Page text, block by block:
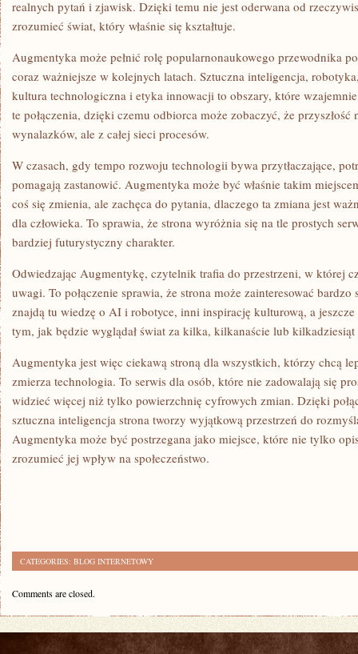
realnych pytań i zjawisk. Dzięki temu nie jest oderwana od
zrozumieć świat, który właśnie się kształtuje.
Augmentyka może pełnić rolę popularnonaukowego przewodnika
coraz ważniejsze w kolejnych latach. Sztuczna inteligencja,
kultura technologiczna i etyka innowacji to obszary, które
te połączenia, dzięki czemu odbiorca może zobaczyć, że przyszłość
wynalazków, ale z całej sieci procesów.
W czasach, gdy tempo rozwoju technologii bywa przytłaczające,
pomagają zastanowić. Augmentyka może być właśnie takim
coś się zmienia, ale zachęca do pytania, dlaczego ta zmiana jest
dla człowieka. To sprawia, że strona wyróżnia się na tle prostych
bardziej futurystyczny charakter.
Odwiedzając Augmentykę, czytelnik trafia do przestrzeni, w której
uwagi. To połączenie sprawia, że strona może zainteresować
znajdą tu wiedzę o AI i robotyce, inni inspirację kulturową, a
tym, jak będzie wyglądał świat za kilka, kilkanaście lub kilkadziesiąt
Augmentyka jest więc ciekawą stroną dla wszystkich, którzy chcą
zmierza technologia. To serwis dla osób, które nie zadowalają się
widzieć więcej niż tylko powierzchnię cyfrowych zmian. Dzięki
sztuczna inteligencja strona tworzy wyjątkową przestrzeń do
Augmentyka może być postrzegana jako miejsce, które nie tylko
zrozumieć jej wpływ na społeczeństwo.
CATEGORIES: BLOG INTERNETOWY
Comments are closed.